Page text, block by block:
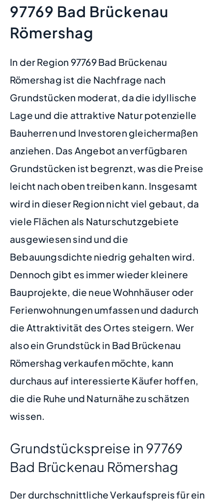
97769 Bad Brückenau
Römershag
In der Region 97769 Bad Brückenau
Römershag ist die Nachfrage nach
Grundstücken moderat, da die idyllische
Lage und die attraktive Natur potenzielle
Bauherren und Investoren gleichermaßen
anziehen. Das Angebot an verfügbaren
Grundstücken ist begrenzt, was die Preise
leicht nach oben treiben kann. Insgesamt
wird in dieser Region nicht viel gebaut, da
viele Flächen als Naturschutzgebiete
ausgewiesen sind und die
Bebauungsdichte niedrig gehalten wird.
Dennoch gibt es immer wieder kleinere
Bauprojekte, die neue Wohnhäuser oder
Ferienwohnungen umfassen und dadurch
die Attraktivität des Ortes steigern. Wer
also ein Grundstück in Bad Brückenau
Römershag verkaufen möchte, kann
durchaus auf interessierte Käufer hoffen,
die die Ruhe und Naturnähe zu schätzen
wissen.
Grundstückspreise in 97769
Bad Brückenau Römershag
Der durchschnittliche Verkaufspreis für ein